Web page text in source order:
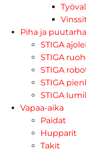
Piha ja puutarha
STIGA
STIGA
STIGA
STIGA
STIGA
Vapaa-aika
Paidat
Hupparit
Takit